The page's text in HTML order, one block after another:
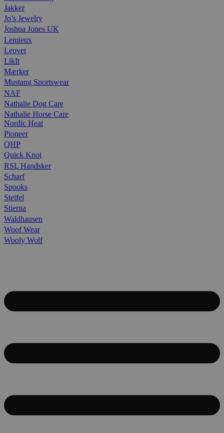
Jakker
Jo’s Jewelry
Joshua Jones UK
Lemieux
Leovet
LikIt
Mærker
Mustang Sportswear
NAF
Nathalie Dog Care
Nathalie Horse Care
Nordic Heat
Pioneer
QHP
Quick Knot
RSL Handsker
Scharf
Spooks
Steifel
Stierna
Waldhausen
Woof Wear
Wooly Wolf